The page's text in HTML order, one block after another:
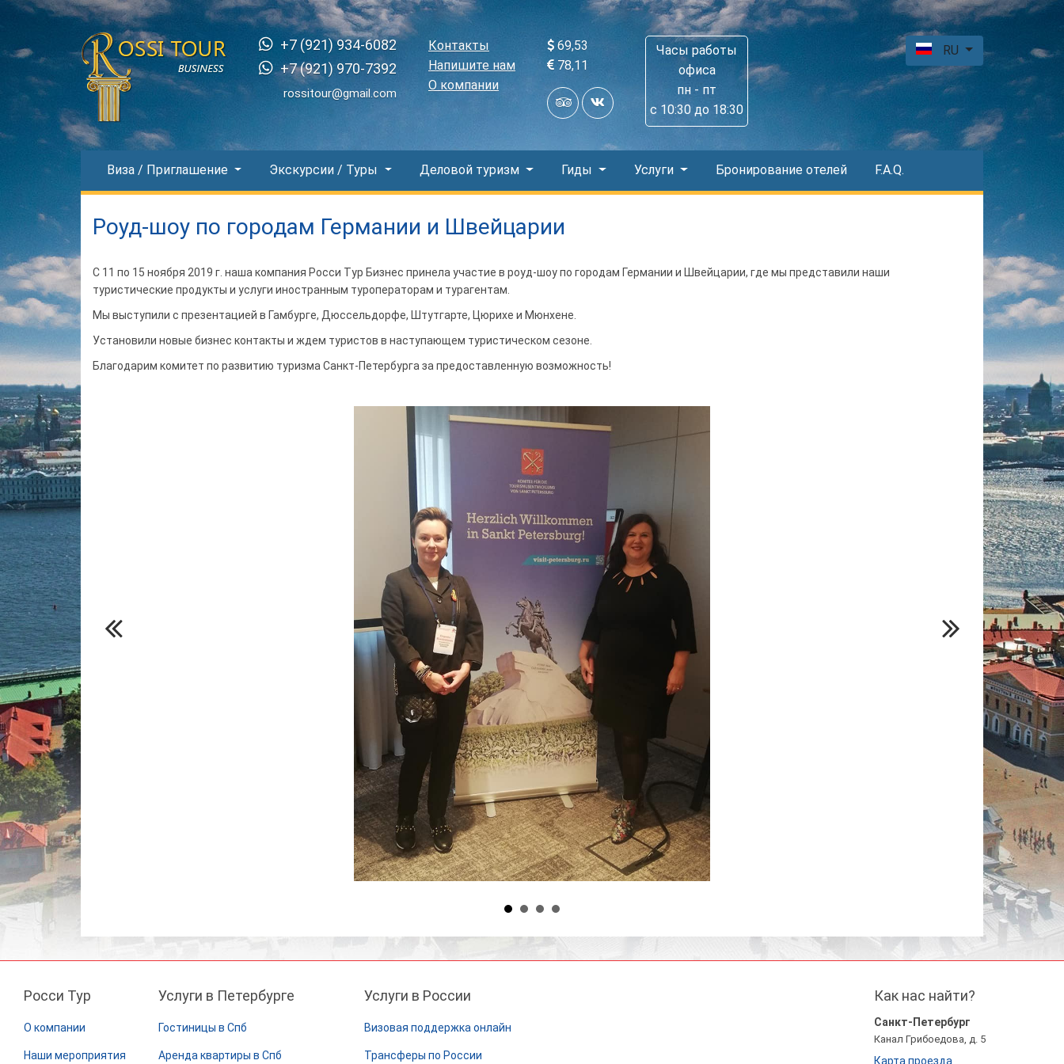
+7 (921) 934-6082
+7 (921) 970-7392
rossitour@gmail.com
Контакты
Напишите нам
О компании
69,53
78,11
Часы работы
офиса
пн - пт
с 10:30 до 18:30
RU
Виза / Приглашение Экскурсии / Туры Деловой туризм Гиды Услуги Бронирование отелей F.A.Q.
Роуд-шоу по городам Германии и Швейцарии
С 11 по 15 ноября 2019 г. наша компания Росси Тур Бизнес принела участие в роуд-шоу по городам Германии и Швейцарии, где мы представили наши
туристические продукты и услуги иностранным туроператорам и турагентам.
Мы выступили с презентацией в Гамбурге, Дюссельдорфе, Штутгарте, Цюрихе и Мюнхене.
Установили новые бизнес контакты и ждем туристов в наступающем туристическом сезоне.
Благодарим комитет по развитию туризма Санкт-Петербурга за предоставленную возможность!
Росси Тур
О компании
Наши мероприятия
Услуги в Петербурге
Гостиницы в Спб
Аренда квартиры в Спб
Услуги в России
Визовая поддержка онлайн
Трансферы по России
Как нас найти?
Санкт-Петербург
Канал Грибоедова, д. 5
Карта проезда